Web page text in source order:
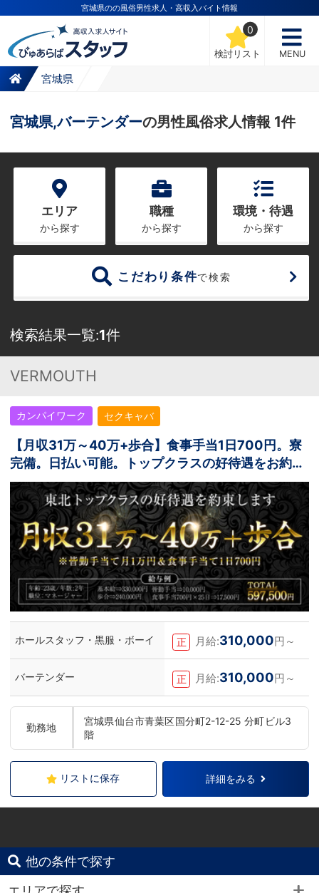
宮城県のの風俗男性求人・高収入バイト情報
検討リスト
0
MENU
宮城県
宮城県,バーテンダーの男性風俗求人情報 1件
エリア
から探す
職種
から探す
環境・待遇
から探す
こだわり条件で検索
検索結果一覧:1件
VERMOUTH
カンパイワーク セクキャバ
【月収31万～40万+歩合】食事手当1日700円。寮
完備。日払い可能。トップクラスの好待遇をお約
束。
ホールスタッフ・黒服・ボーイ 正 月給:310,000円～
バーテンダー 正 月給:310,000円～
勤務地
宮城県仙台市青葉区国分町2-12-25 分町ビル3
階
リストに保存 詳細をみる
他の条件で探す